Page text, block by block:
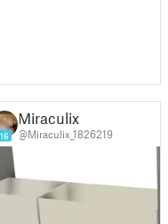
16
Miraculix
@Miraculix_1826219